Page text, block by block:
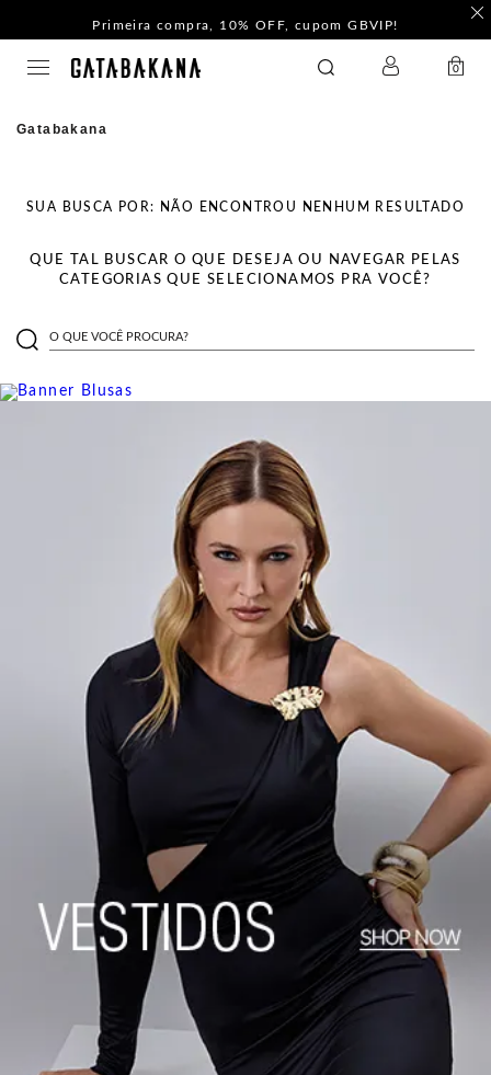
Primeira compra, 10% OFF, cupom GBVIP!
GATABAKANA 0
Gatabakana
SUA BUSCA POR: NÃO ENCONTROU NENHUM RESULTADO
QUE TAL BUSCAR O QUE DESEJA OU NAVEGAR PELAS
CATEGORIAS QUE SELECIONAMOS PRA VOCÊ?
O QUE VOCÊ PROCURA?